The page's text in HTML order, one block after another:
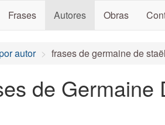
Frases Autores Obras
autor frases de germaine de
de Germaine